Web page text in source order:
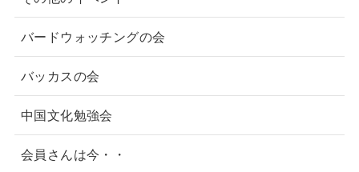
バードウォッチングの会
バッカスの会
中国文化勉強会
会員さんは今・・